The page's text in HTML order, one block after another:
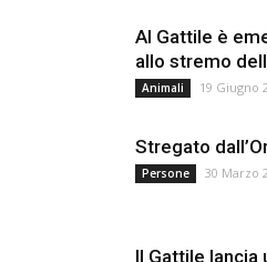
Al Gattile è
allo stremo
Animali 19 Giugno
Stregato
Persone 30 Marzo
Il Gattile lancia